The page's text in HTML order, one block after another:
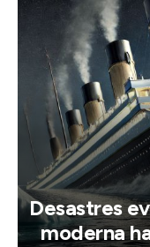
Desastres
moderna